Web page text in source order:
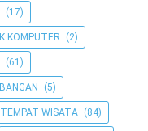
(17)
KOMPUTER (2)
(61)
(5)
TEMPAT WISATA (84)